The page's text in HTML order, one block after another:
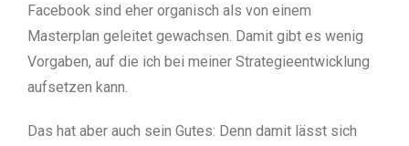
Facebook sind eher organisch als von einem
Masterplan geleitet gewachsen. Damit gibt es wenig
Vorgaben, auf die ich bei meiner Strategieentwicklung
aufsetzen kann.
Das hat aber auch sein Gutes: Denn damit lässt sich